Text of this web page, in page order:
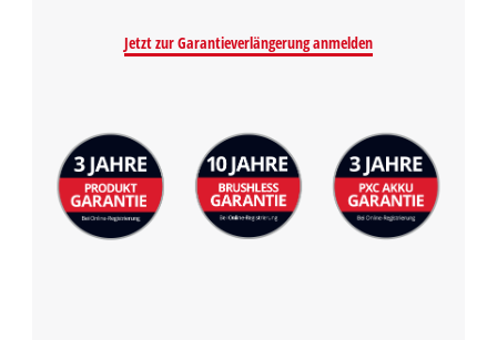
Jetzt zur Garantieverlängerung anmelden